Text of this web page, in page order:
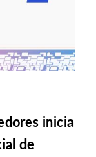
inicia
de